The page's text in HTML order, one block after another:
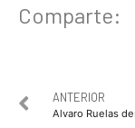
Comparte:
ANTERIOR